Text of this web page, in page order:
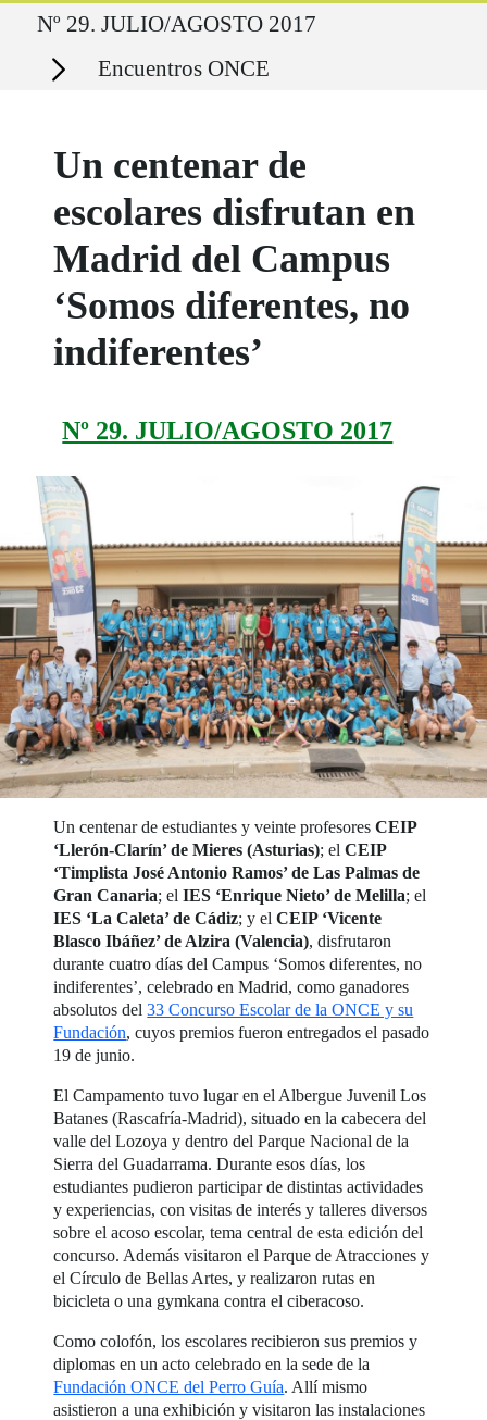
Nº 29. JULIO/AGOSTO 2017
Secciones Encuentros ONCE
Un centenar de
escolares disfrutan en
Madrid del Campus
‘Somos diferentes, no
indiferentes’
Nº 29. JULIO/AGOSTO 2017
Un centenar de estudiantes y veinte profesoresCEIP
‘Llerón-Clarín’ de Mieres (Asturias); elCEIP
‘Timplista José Antonio Ramos’ de Las Palmas de
Gran Canaria; elIES ‘Enrique Nieto’ de Melilla; el
IES ‘La Caleta’ de Cádiz; y elCEIP ‘Vicente
Blasco Ibáñez’ de Alzira (Valencia), disfrutaron
durante cuatro días del Campus ‘Somos diferentes, no
indiferentes’, celebrado en Madrid, como ganadores
absolutos del33 Concurso Escolar de la ONCE y su
Fundación, cuyos premios fueron entregados el pasado
19 de junio.
El Campamento tuvo lugar en el Albergue Juvenil Los
Batanes (Rascafría-Madrid), situado en la cabecera del
valle del Lozoya y dentro del Parque Nacional de la
Sierra del Guadarrama. Durante esos días, los
estudiantes pudieron participar de distintas actividades
y experiencias, con visitas de interés y talleres diversos
sobre el acoso escolar, tema central de esta edición del
concurso. Además visitaron el Parque de Atracciones y
el Círculo de Bellas Artes, y realizaron rutas en
bicicleta o una gymkana contra el ciberacoso.
Como colofón, los escolares recibieron sus premios y
diplomas en un acto celebrado en la sede de la
Fundación ONCE del Perro Guía. Allí mismo
asistieron a una exhibición y visitaron las instalaciones